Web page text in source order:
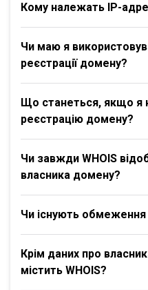
Кому належать IP-
Чи маю я
реєстрації домену?
Що станеться, якщо я
реєстрацію домену?
Чи завжди WHOIS
власника домену?
Чи існують обмеження
Крім даних про
містить WHOIS?